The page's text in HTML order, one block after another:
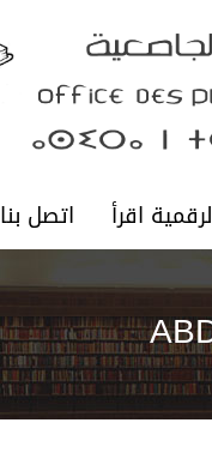
اقرأ اتصل بنا